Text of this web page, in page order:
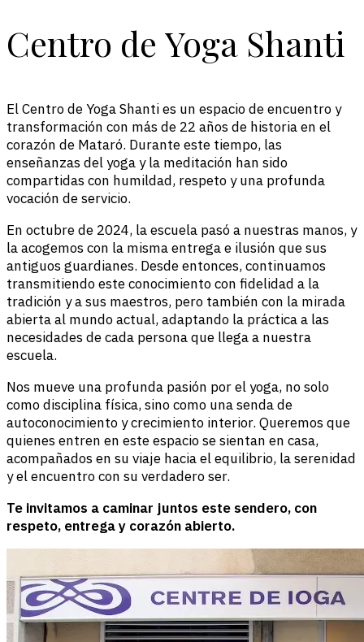
Centro de Yoga Shanti
El Centro de Yoga Shanti es un espacio de encuentro y
transformación con más de 22 años de historia en el
corazón de Mataró. Durante este tiempo, las
enseñanzas del yoga y la meditación han sido
compartidas con humildad, respeto y una profunda
vocación de servicio.
En octubre de 2024, la escuela pasó a nuestras manos, y
la acogemos con la misma entrega e ilusión que sus
antiguos guardianes. Desde entonces, continuamos
transmitiendo este conocimiento con fidelidad a la
tradición y a sus maestros, pero también con la mirada
abierta al mundo actual, adaptando la práctica a las
necesidades de cada persona que llega a nuestra
escuela.
Nos mueve una profunda pasión por el yoga, no solo
como disciplina física, sino como una senda de
autoconocimiento y crecimiento interior. Queremos que
quienes entren en este espacio se sientan en casa,
acompañados en su viaje hacia el equilibrio, la serenidad
y el encuentro con su verdadero ser.
Te invitamos a caminar juntos este sendero, con
respeto, entrega y corazón abierto.